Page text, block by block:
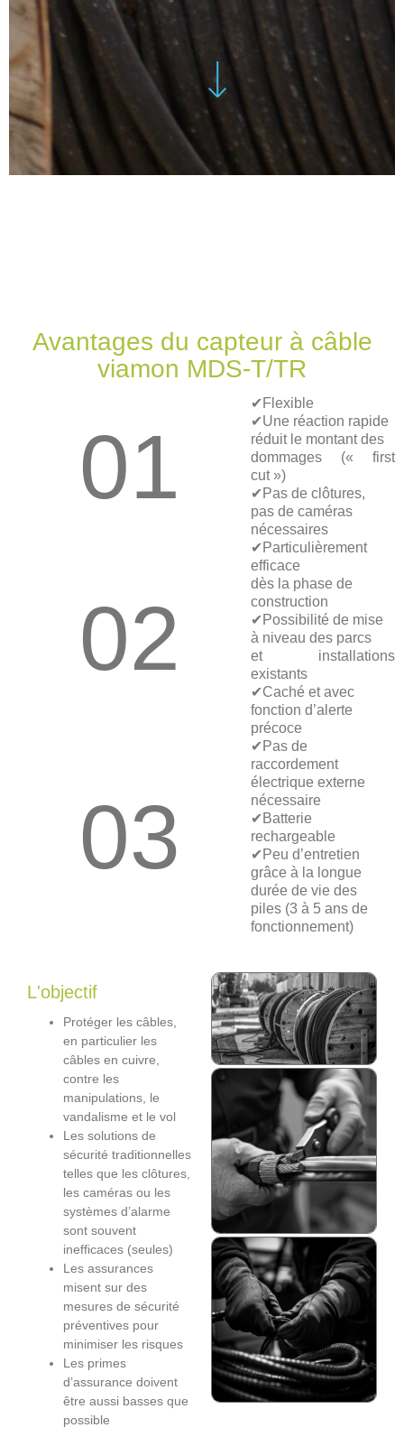
Avantages du capteur à câble
viamon MDS-T/TR
01
✔Flexible
✔Une réaction rapide
réduit le montant des
dommages (« first
cut »)
✔Pas de clôtures,
pas de caméras
nécessaires
02
✔Particulièrement
efficace
dès la phase de
construction
✔Possibilité de mise
à niveau des parcs
et installations
existants
✔Caché et avec
fonction d’alerte
précoce
03
✔Pas de
raccordement
électrique externe
nécessaire
✔Batterie
rechargeable
✔Peu d’entretien
grâce à la longue
durée de vie des
piles (3 à 5 ans de
fonctionnement)
L'objectif
Protéger les câbles,
en particulier les
câbles en cuivre,
contre les
manipulations, le
vandalisme et le vol
Les solutions de
sécurité traditionnelles
telles que les clôtures,
les caméras ou les
systèmes d’alarme
sont souvent
inefficaces (seules)
Les assurances
misent sur des
mesures de sécurité
préventives pour
minimiser les risques
Les primes
d’assurance doivent
être aussi basses que
possible